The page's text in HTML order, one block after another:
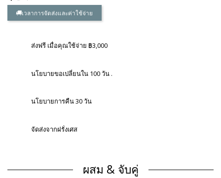
เวลาการจัดส่งและค่าใช้จ่าย
ส่งฟรี เมื่อคุณใช้จ่าย ฿3,000
นโยบายขอเปลี่ยนใน 100 วัน .
นโยบายการคืน 30 วัน
จัดส่งจากฝรั่งเศส
ผสม & จับคู่